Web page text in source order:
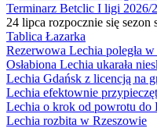
Terminarz Betclic I ligi 2026/
24 lipca rozpocznie się
Tablica Łazarka
Rezerwowa Lechia poległa
Osłabiona Lechia ukarała
Lechia Gdańsk z licencją na
Lechia efektownie
Lechia o krok od powrotu do
Lechia rozbita w Rzeszowie